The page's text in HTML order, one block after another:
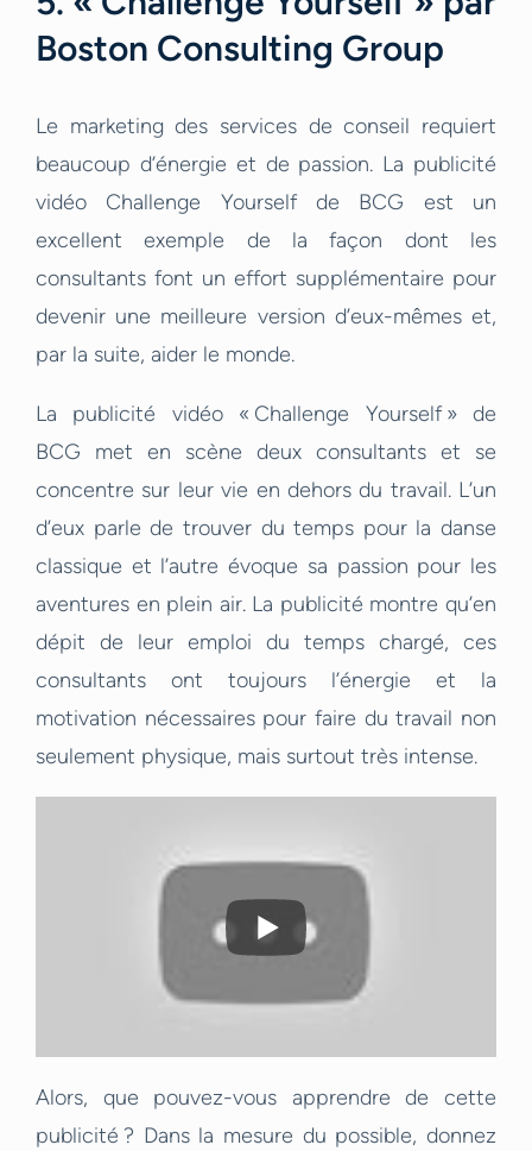
Boston Consulting Group
Le marketing des services de conseil requiert
beaucoup d’énergie et de passion. La publicité
vidéo Challenge Yourself de BCG est un
excellent exemple de la façon dont les
consultants font un effort supplémentaire pour
devenir une meilleure version d’eux-mêmes et,
par la suite, aider le monde.
La publicité vidéo « Challenge Yourself » de
BCG met en scène deux consultants et se
concentre sur leur vie en dehors du travail. L’un
d’eux parle de trouver du temps pour la danse
classique et l’autre évoque sa passion pour les
aventures en plein air. La publicité montre qu’en
dépit de leur emploi du temps chargé, ces
consultants ont toujours l’énergie et la
motivation nécessaires pour faire du travail non
seulement physique, mais surtout très intense.
Alors, que pouvez-vous apprendre de cette
publicité ? Dans la mesure du possible, donnez